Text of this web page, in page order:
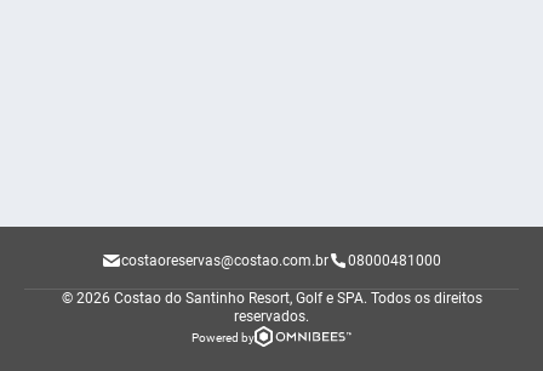
costaoreservas@costao.com.br 08000481000
© 2026 Costao do Santinho Resort, Golf e SPA. Todos os direitos
reservados.
Powered by